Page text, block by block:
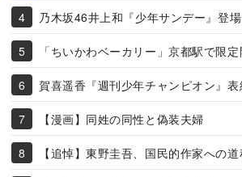
乃木坂46井上和『少年サンデー』登場
「ちいかわベーカリー」京都駅で限
賀喜遥香『週刊少年チャンピオン』表
【漫画】同姓の同性と偽装夫婦
【追悼】東野圭吾、国民的作家への道